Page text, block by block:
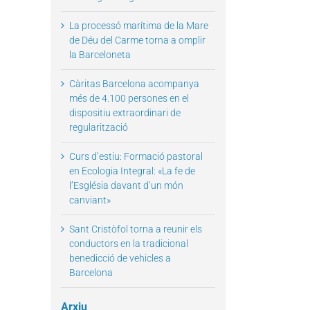
La processó marítima de la Mare
de Déu del Carme torna a omplir
la Barceloneta
Càritas Barcelona acompanya
més de 4.100 persones en el
dispositiu extraordinari de
regularització
Curs d’estiu: Formació pastoral
en Ecologia Integral: «La fe de
l’Església davant d’un món
canviant»
Sant Cristòfol torna a reunir els
conductors en la tradicional
benedicció de vehicles a
Barcelona
Arxiu